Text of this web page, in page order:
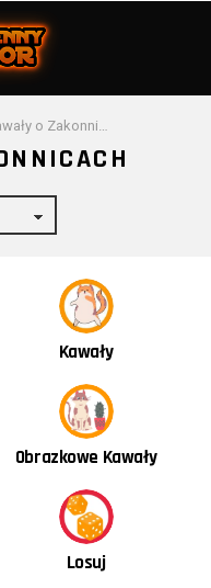
o Zakonnicach
Kawały
Obrazkowe Kawały
Losuj